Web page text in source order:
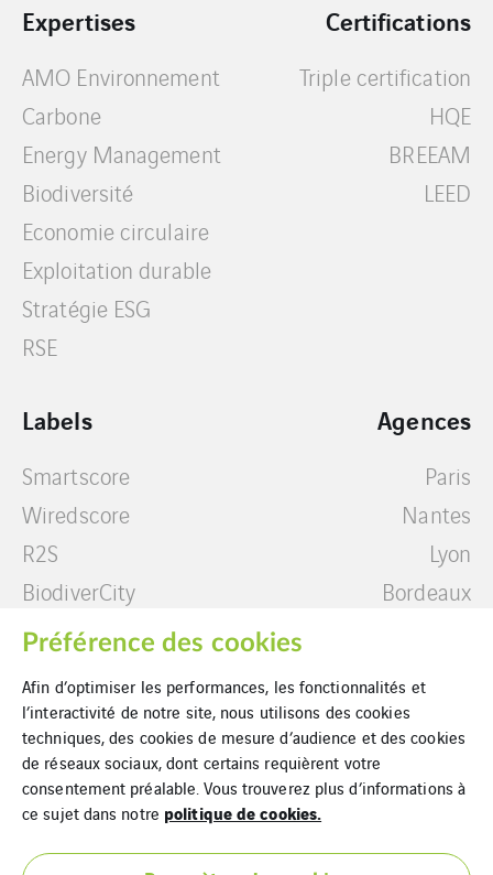
Expertises
AMO Environnement
Carbone
Energy Management
Biodiversité
Economie circulaire
Exploitation durable
Stratégie ESG
RSE
Certifications
Triple certification
HQE
BREEAM
LEED
Labels
Smartscore
Wiredscore
R2S
BiodiverCity
BBC Effinergie
Rénovation
Label ISR immobilier
Agences
Paris
Nantes
Lyon
Bordeaux
Contact
Préférence des cookies
Afin d’optimiser les performances, les fonctionnalités et
l’interactivité de notre site, nous utilisons des cookies
techniques, des cookies de mesure d’audience et des cookies
de réseaux sociaux, dont certains requièrent votre
consentement préalable. Vous trouverez plus d’informations à
ce sujet dans notre politique de cookies.